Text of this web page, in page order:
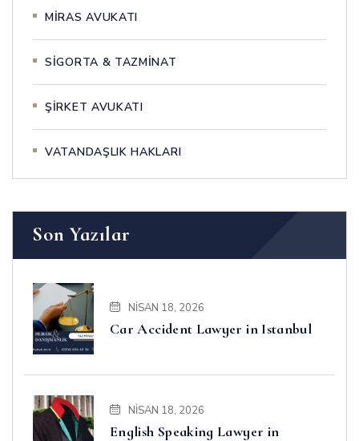
MİRAS AVUKATI
SİGORTA & TAZMİNAT
ŞİRKET AVUKATI
VATANDAŞLIK HAKLARI
Son Yazılar
NISAN 18, 2026
Car Accident Lawyer in Istanbul
NISAN 18, 2026
English Speaking Lawyer in